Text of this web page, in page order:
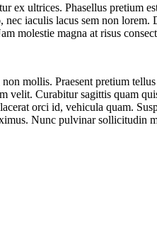
ultrices. Phasellus pretium
iaculis lacus sem non
molestie magna at risus
mollis. Praesent pretium
Curabitur sagittis quam
orci id, vehicula quam.
Nunc pulvinar sollicitudin